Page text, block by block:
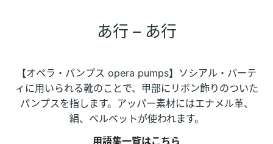
あ行 – あ行
【オペラ・パンプス opera pumps】ソシアル・パーテ
ィに用いられる靴のことで、甲部にリボン飾りのついた
パンプスを指します。アッパー素材にはエナメル革、
絹、ベルベットが使われます。
用語集一覧はこちら